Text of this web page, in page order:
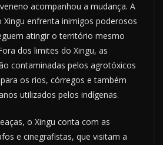
acompanhou a mudança. A
Xingu enfrenta inimigos poderosos
atingir o território mesmo
dos limites do Xingu, as
contaminadas pelos agrotóxicos
os rios, córregos e também
utilizados pelos indígenas.
o Xingu conta com as
e cinegrafistas, que visitam a